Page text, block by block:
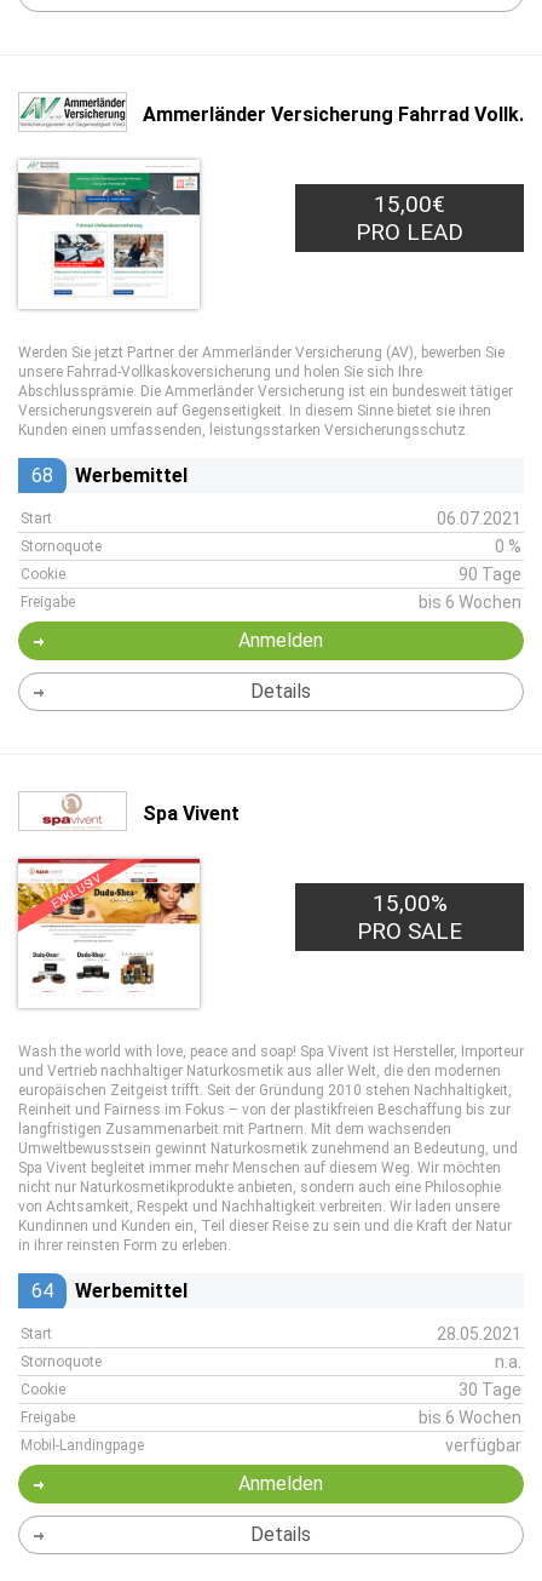
Ammerländer Versicherung Fahrrad Vollk.
15,00€
PRO LEAD
Werden Sie jetzt Partner der Ammerländer Versicherung (AV), bewerben Sie
unsere Fahrrad-Vollkaskoversicherung und holen Sie sich Ihre
Abschlussprämie. Die Ammerländer Versicherung ist ein bundesweit tätiger
Versicherungsverein auf Gegenseitigkeit. In diesem Sinne bietet sie ihren
Kunden einen umfassenden, leistungsstarken Versicherungsschutz.
68 Werbemittel
Start 06.07.2021
Stornoquote 0 %
Cookie 90 Tage
Freigabe bis 6 Wochen
Anmelden
Details
Spa Vivent
EXKLUSIV
15,00%
PRO SALE
Wash the world with love, peace and soap! Spa Vivent ist Hersteller, Importeur
und Vertrieb nachhaltiger Naturkosmetik aus aller Welt, die den modernen
europäischen Zeitgeist trifft. Seit der Gründung 2010 stehen Nachhaltigkeit,
Reinheit und Fairness im Fokus – von der plastikfreien Beschaffung bis zur
langfristigen Zusammenarbeit mit Partnern. Mit dem wachsenden
Umweltbewusstsein gewinnt Naturkosmetik zunehmend an Bedeutung, und
Spa Vivent begleitet immer mehr Menschen auf diesem Weg. Wir möchten
nicht nur Naturkosmetikprodukte anbieten, sondern auch eine Philosophie
von Achtsamkeit, Respekt und Nachhaltigkeit verbreiten. Wir laden unsere
Kundinnen und Kunden ein, Teil dieser Reise zu sein und die Kraft der Natur
in ihrer reinsten Form zu erleben.
64 Werbemittel
Start 28.05.2021
Stornoquote n.a.
Cookie 30 Tage
Freigabe bis 6 Wochen
Mobil-Landingpage verfügbar
Anmelden
Details